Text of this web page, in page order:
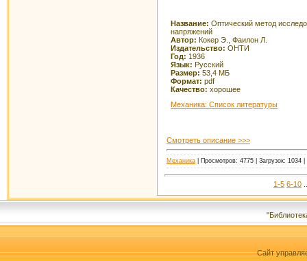
Название: Оптический метод
напряжений
Автор: Кокер Э., Фаилон Л.
Издательство: ОНТИ
Год: 1936
Язык: Русский
Размер: 53,4 МБ
Формат: pdf
Качество: хорошее
Механика: Список литературы
Смотреть описание >>>
Механика | Просмотров: 4775 | Загрузок: 1034
1-5 6-10
Сайт